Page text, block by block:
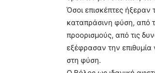
Όσοι επισκέπτες
καταπράσινη φύση, από
προορισμούς, από τις
εξέφρασαν την
στη φύση.